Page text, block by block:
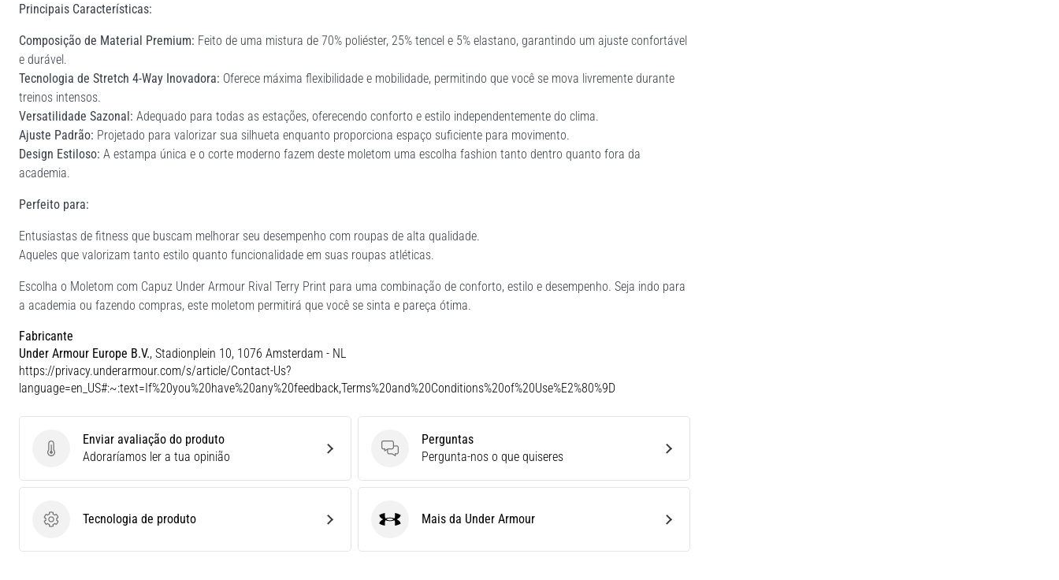
Principais Características:
Composição de Material Premium: Feito de uma mistura de 70% poliéster, 25% tencel e 5% elastano, garantindo um ajuste confortável
e durável.
Tecnologia de Stretch 4-Way Inovadora: Oferece máxima flexibilidade e mobilidade, permitindo que você se mova livremente durante
treinos intensos.
Versatilidade Sazonal: Adequado para todas as estações, oferecendo conforto e estilo independentemente do clima.
Ajuste Padrão: Projetado para valorizar sua silhueta enquanto proporciona espaço suficiente para movimento.
Design Estiloso: A estampa única e o corte moderno fazem deste moletom uma escolha fashion tanto dentro quanto fora da
academia.
Perfeito para:
Entusiastas de fitness que buscam melhorar seu desempenho com roupas de alta qualidade.
Aqueles que valorizam tanto estilo quanto funcionalidade em suas roupas atléticas.
Escolha o Moletom com Capuz Under Armour Rival Terry Print para uma combinação de conforto, estilo e desempenho. Seja indo para
a academia ou fazendo compras, este moletom permitirá que você se sinta e pareça ótima.
Fabricante
Under Armour Europe B.V., Stadionplein 10, 1076 Amsterdam - NL
https://privacy.underarmour.com/s/article/Contact-Us?
language=en_US#:~:text=If%20you%20have%20any%20feedback,Terms%20and%20Conditions%20of%20Use%E2%80%9D
Enviar avaliação do produto
Enviar avaliação do produto
Adoraríamos ler a tua opinião
Perguntas
Perguntas
Pergunta-nos o que quiseres
Tecnologia de produto
Tecnologia de produto Under ArmourMais da Under Armour